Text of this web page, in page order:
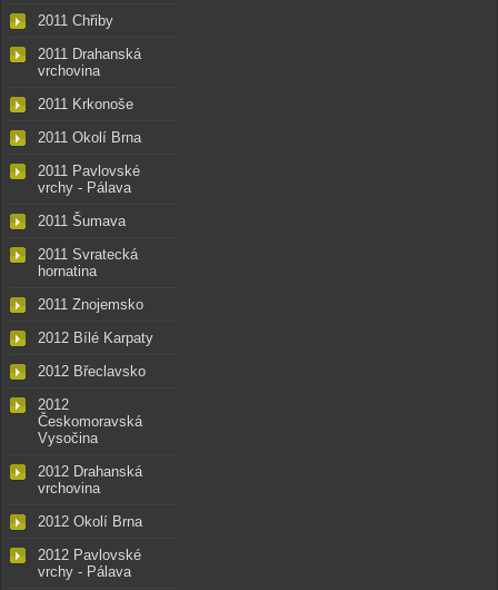
2011 Chřiby
2011 Drahanská
vrchovina
2011 Krkonoše
2011 Okolí Brna
2011 Pavlovské
vrchy - Pálava
2011 Šumava
2011 Svratecká
hornatina
2011 Znojemsko
2012 Bílé Karpaty
2012 Břeclavsko
2012
Českomoravská
Vysočina
2012 Drahanská
vrchovina
2012 Okolí Brna
2012 Pavlovské
vrchy - Pálava